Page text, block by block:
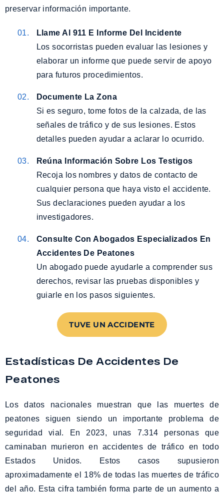
preservar información importante.
Llame Al 911 E Informe Del Incidente
Los socorristas pueden evaluar las lesiones y
elaborar un informe que puede servir de apoyo
para futuros procedimientos.
Documente La Zona
Si es seguro, tome fotos de la calzada, de las
señales de tráfico y de sus lesiones. Estos
detalles pueden ayudar a aclarar lo ocurrido.
Reúna Información Sobre Los Testigos
Recoja los nombres y datos de contacto de
cualquier persona que haya visto el accidente.
Sus declaraciones pueden ayudar a los
investigadores.
Consulte Con Abogados Especializados En
Accidentes De Peatones
Un abogado puede ayudarle a comprender sus
derechos, revisar las pruebas disponibles y
guiarle en los pasos siguientes.
TUVE UN ACCIDENTE
Estadísticas De Accidentes De
Peatones
Los datos nacionales muestran que las muertes de
peatones siguen siendo un importante problema de
seguridad vial. En 2023, unas 7.314 personas que
caminaban murieron en accidentes de tráfico en todo
Estados Unidos. Estos casos supusieron
aproximadamente el 18% de todas las muertes de tráfico
del año. Esta cifra también forma parte de un aumento a